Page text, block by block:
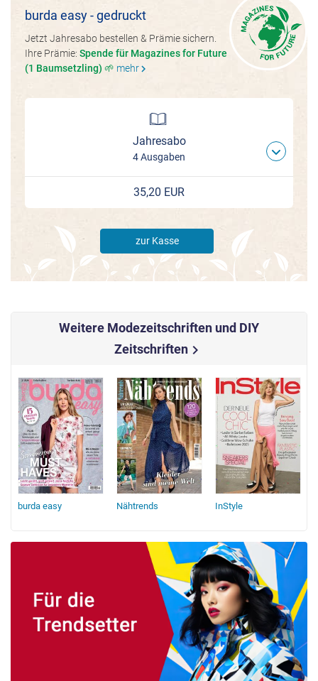
burda easy - gedruckt
Jetzt Jahresabo bestellen & Prämie sichern.
Ihre Prämie: Spende für Magazines for Future
(1 Baumsetzling) 🌱 mehrchevron_right
Jahresabo
4 Ausgaben
35,20 EUR
zur Kasse
Weitere Modezeitschriften und DIY
Zeitschriftenchevron_right
burda easy Nähtrends InStyle